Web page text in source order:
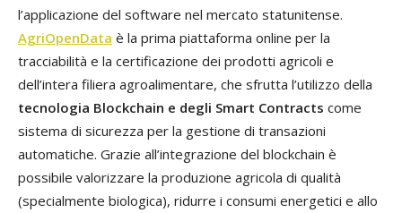
l’applicazione del software nel mercato statunitense.
AgriOpenData è la prima piattaforma​ online per la
tracciabilità e la certificazione dei prodotti agricoli e
dell’intera filiera agroalimentare, che sfrutta l’utilizzo della
tecnologia Blockchain e degli Smart Contracts come
sistema di sicurezza per la gestione di transazioni
automatiche. Grazie all’integrazione del blockchain è
possibile valorizzare la produzione agricola di qualità
(specialmente biologica), ​ridurre i consumi energetici ​e allo